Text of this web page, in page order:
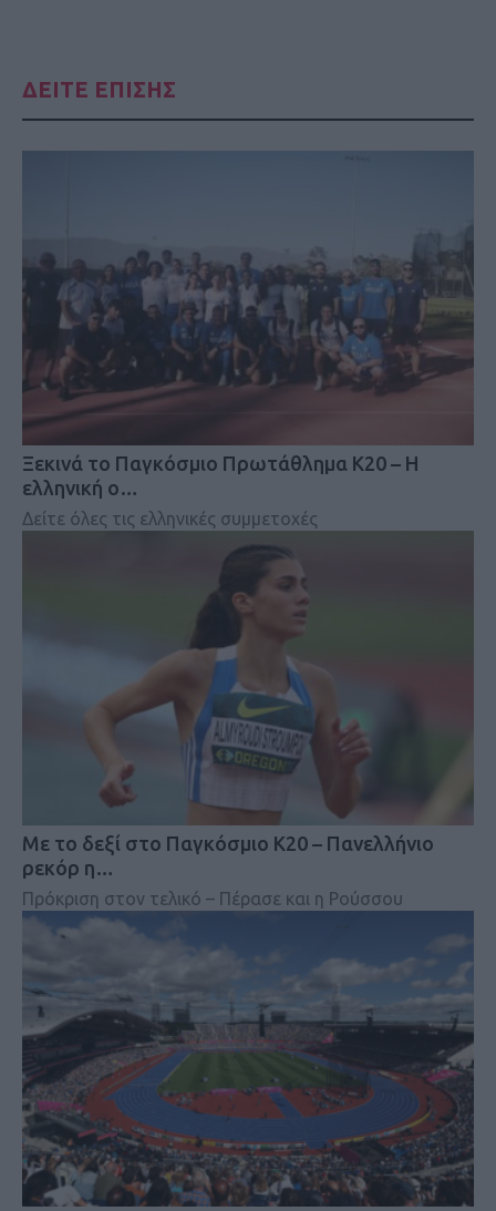
ΔΕΙΤΕ ΕΠΙΣΗΣ
Ξεκινά το Παγκόσμιο Πρωτάθλημα Κ20 – Η
ελληνική ο…
Δείτε όλες τις ελληνικές συμμετοχές
Mε το δεξί στο Παγκόσμιο Κ20 – Πανελλήνιο
ρεκόρ η…
Πρόκριση στον τελικό – Πέρασε και η Ρούσσου